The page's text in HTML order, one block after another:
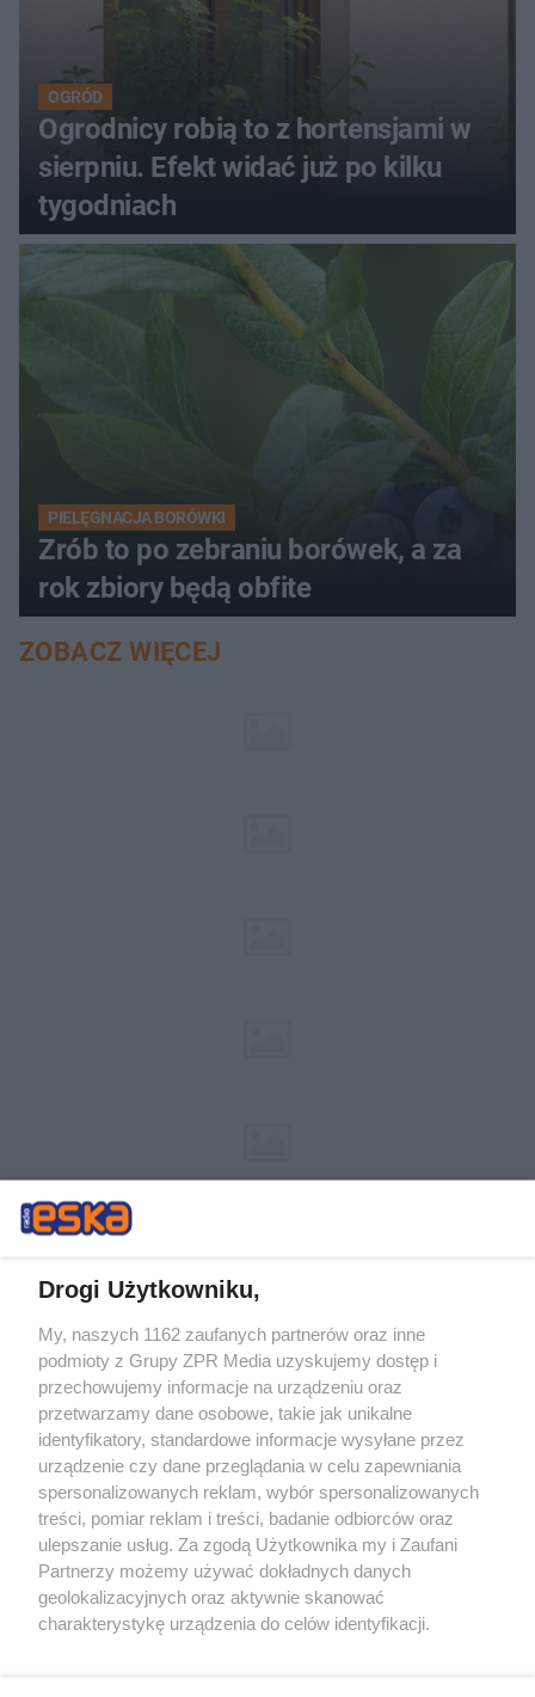
OGRÓD
Ogrodnicy robią to z hortensjami w
sierpniu. Efekt widać już po kilku
tygodniach
PIELĘGNACJA BORÓWKI
Zrób to po zebraniu borówek, a za
rok zbiory będą obfite
ZOBACZ WIĘCEJ
Żaden utwór zamieszczony w serwisie nie może być powielany i
rozpowszechniany lub dalej rozpowszechniany w jakikolwiek sposób (w
tym także elektroniczny lub mechaniczny) na jakimkolwiek polu
eksploatacji w jakiejkolwiek formie, włącznie z umieszczaniem w
Internecie bez pisemnej zgody właściciela praw. Jakiekolwiek użycie lub
wykorzystanie utworów w całości lub w części z naruszeniem prawa,
tzn. bez właściwej zgody, jest zabronione pod groźbą kary i może być
ścigane prawnie.
Drogi Użytkowniku,
My, naszych 1162 zaufanych partnerów oraz inne
podmioty z Grupy ZPR Media uzyskujemy dostęp i
przechowujemy informacje na urządzeniu oraz
przetwarzamy dane osobowe, takie jak unikalne
identyfikatory, standardowe informacje wysyłane przez
urządzenie czy dane przeglądania w celu zapewniania
spersonalizowanych reklam, wybór spersonalizowanych
treści, pomiar reklam i treści, badanie odbiorców oraz
ulepszanie usług. Za zgodą Użytkownika my i Zaufani
Partnerzy możemy używać dokładnych danych
geolokalizacyjnych oraz aktywnie skanować
charakterystykę urządzenia do celów identyfikacji.